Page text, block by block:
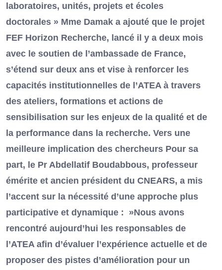
laboratoires, unités, projets et écoles
doctorales » Mme Damak a ajouté que le projet
FEF Horizon Recherche, lancé il y a deux mois
avec le soutien de l’ambassade de France,
s’étend sur deux ans et vise à renforcer les
capacités institutionnelles de l’ATEA à travers
des ateliers, formations et actions de
sensibilisation sur les enjeux de la qualité et de
la performance dans la recherche. Vers une
meilleure implication des chercheurs Pour sa
part, le Pr Abdellatif Boudabbous, professeur
émérite et ancien président du CNEARS, a mis
l’accent sur la nécessité d’une approche plus
participative et dynamique : »Nous avons
rencontré aujourd’hui les responsables de
l’ATEA afin d’évaluer l’expérience actuelle et de
proposer des pistes d’amélioration pour un